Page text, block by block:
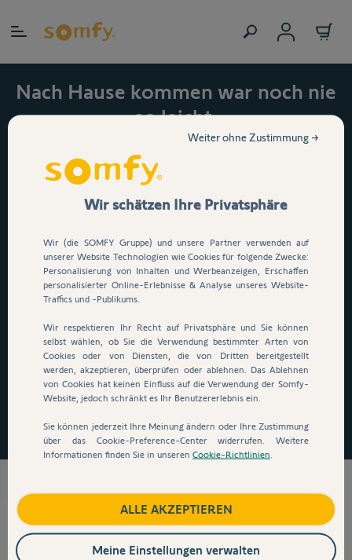
Nach Hause kommen war noch nie
so leicht.
Jetzt 15 % auf den
automatischen
Garagentorantrieb Serenia
Dein Garagentor öffnet per
Knopfdruck, App oder
Sprachsteuerung
durchfahren, ganz ohne
auszusteigen!*
Somfy Sensor-Komplettpaket
Sonne-Wind-Regen RTS anpassen
Soliris Sensor RTS
Helligkeitssensor Soliris Sensor RTS
Weitere Details
Regensensor Ondeis 230V
Somfy Regensensor Ondeis 230V
AC
Weitere Details
Wir schätzen Ihre Privatsphäre
Wir (die SOMFY Gruppe) und unsere Partner verwenden auf
unserer Website Technologien wie Cookies für folgende Zwecke:
Personalisierung von Inhalten und Werbeanzeigen, Erschaffen
personalisierter Online-Erlebnisse & Analyse unseres Website-
Traffics und -Publikums.
Wir respektieren Ihr Recht auf Privatsphäre und Sie können
selbst wählen, ob Sie die Verwendung bestimmter Arten von
Cookies oder von Diensten, die von Dritten bereitgestellt
werden, akzeptieren, überprüfen oder ablehnen. Das Ablehnen
von Cookies hat keinen Einfluss auf die Verwendung der Somfy-
Website, jedoch schränkt es Ihr Benutzererlebnis ein.
Sie können jederzeit Ihre Meinung ändern oder Ihre Zustimmung
über das Cookie-Preference-Center widerrufen. Weitere
Informationen finden Sie in unseren Cookie-Richtlinien
Weiter ohne Zustimmung →
ALLE AKZEPTIEREN
Meine Einstellungen verwalten